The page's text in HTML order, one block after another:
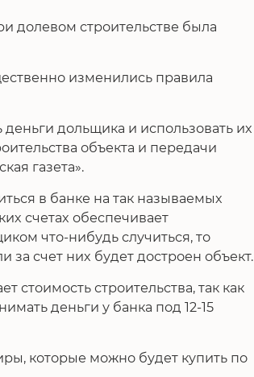
долевом строительстве была
изменились правила
дольщика и использовать их
объекта и передачи
газета».
в банке на так называемых
счетах обеспечивает
что-нибудь случиться, то
счет них будет достроен объект.
строительства, так как
деньги у банка под 12-15
которые можно будет купить по